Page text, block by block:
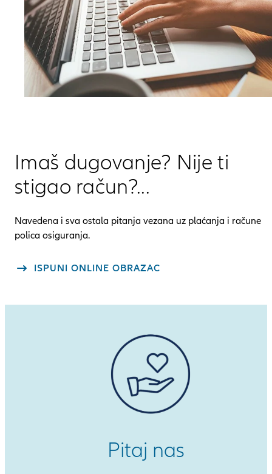
Imaš dugovanje? Nije ti
stigao račun?...
Navedena i sva ostala pitanja vezana uz plaćanja i račune
polica osiguranja.
ISPUNI ONLINE OBRAZAC
Pitaj nas